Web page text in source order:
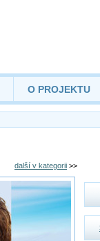
O PROJEKTU
další v kategorii >>